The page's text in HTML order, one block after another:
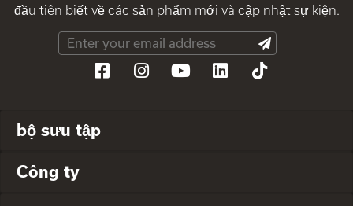
đầu tiên biết về các sản phẩm mới và cập nhật sự kiện.
bộ sưu tập
Công ty